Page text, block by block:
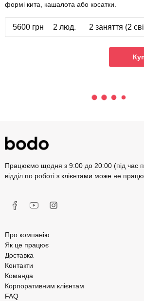
формі кита, кашалота або косатки.
5600 грн 2 люд. 2 заняття (2
Працюємо щодня з 9:00 до 20:00 (під час
відділ по роботі з клієнтами може не
Про компанію
Як це працює
Доставка
Контакти
Команда
Корпоративним клієнтам
FAQ